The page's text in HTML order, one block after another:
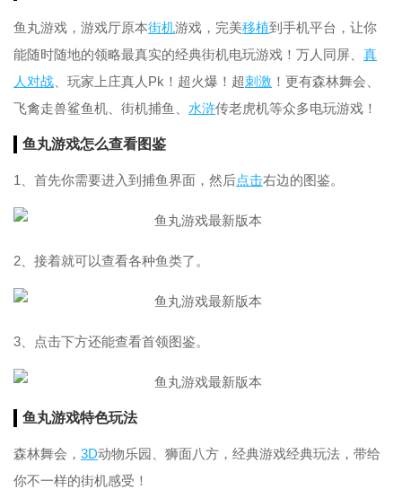
鱼丸游戏，游戏厅原本街机游戏，完美移植到手机平台，让你
能随时随地的领略最真实的经典街机电玩游戏！万人同屏、 真
人 对战 、玩家上庄真人Pk！超火爆！超刺激 ！更有森林舞会、
飞禽走兽鲨鱼机、街机捕鱼、 水浒传老虎机等众多电玩游戏！
鱼丸游戏怎么查看图鉴
1、首先你需要进入到捕鱼界面，然后点击右边的图鉴。
2、接着就可以查看各种鱼类了。
3、点击下方还能查看首领图鉴。
鱼丸游戏特色玩法
森林舞会， 3D动物乐园、狮面八方，经典游戏经典玩法，带给
你不一样的街机感受！